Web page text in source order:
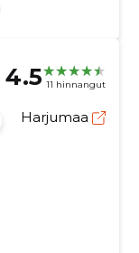
4.5 11 hinnangut
Harjumaa